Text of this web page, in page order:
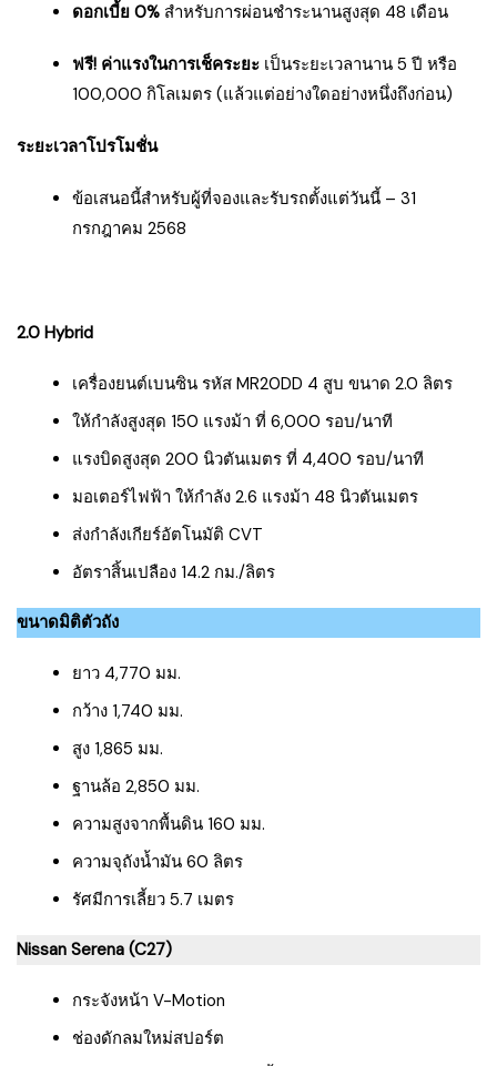
ดอกเบี้ย 0% สำหรับการผ่อนชำระนานสูงสุด 48 เดือน
ฟรี! ค่าแรงในการเช็คระยะ เป็นระยะเวลานาน 5 ปี หรือ
100,000 กิโลเมตร (แล้วแต่อย่างใดอย่างหนึ่งถึงก่อน)
ระยะเวลาโปรโมชั่น
ข้อเสนอนี้สำหรับผู้ที่จองและรับรถตั้งแต่วันนี้ – 31
กรกฎาคม 2568
2.0 Hybrid
เครื่องยนต์เบนซิน รหัส MR20DD 4 สูบ ขนาด 2.0 ลิตร
ให้กำลังสูงสุด 150 แรงม้า ที่ 6,000 รอบ/นาที
แรงบิดสูงสุด 200 นิวตันเมตร ที่ 4,400 รอบ/นาที
มอเตอร์ไฟฟ้า ให้กำลัง 2.6 แรงม้า 48 นิวตันเมตร
ส่งกำลังเกียร์อัตโนมัติ CVT
อัตราสิ้นเปลือง 14.2 กม./ลิตร
ขนาดมิติตัวถัง
ยาว 4,770 มม.
กว้าง 1,740 มม.
สูง 1,865 มม.
ฐานล้อ 2,850 มม.
ความสูงจากพื้นดิน 160 มม.
ความจุถังน้ำมัน 60 ลิตร
รัศมีการเลี้ยว 5.7 เมตร
Nissan Serena (C27)
กระจังหน้า V-Motion
ช่องดักลมใหม่สปอร์ต